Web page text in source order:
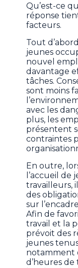
Qu’est-ce
réponse
facteurs.
Tout
jeunes
nouvel
davantage
tâches.
sont moins
avec les
plus, les
présentent
contraintes
En outre,
l’accueil de
travailleurs,
des
sur
Afin de
travail et la
prévoit des
jeunes
notamment
d’heures